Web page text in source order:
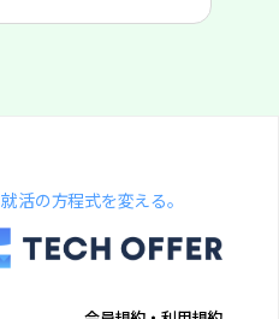
就活の方程式を変える。